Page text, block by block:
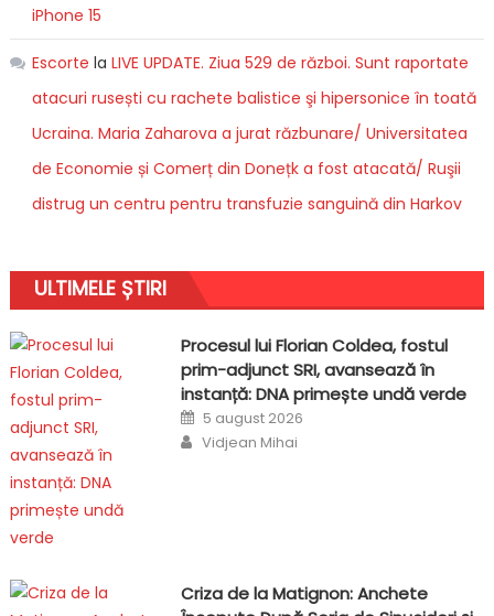
iPhone 15
Escorte la LIVE UPDATE. Ziua 529 de război. Sunt raportate
atacuri rusești cu rachete balistice şi hipersonice în toată
Ucraina. Maria Zaharova a jurat răzbunare/ Universitatea
de Economie și Comerț din Donețk a fost atacată/ Ruşii
distrug un centru pentru transfuzie sanguină din Harkov
ULTIMELE ȘTIRI
Procesul lui Florian Coldea, fostul
prim-adjunct SRI, avansează în
instanță: DNA primește undă verde
Posted
on
5 august 2026
Author
Vidjean Mihai
Criza de la Matignon: Anchete